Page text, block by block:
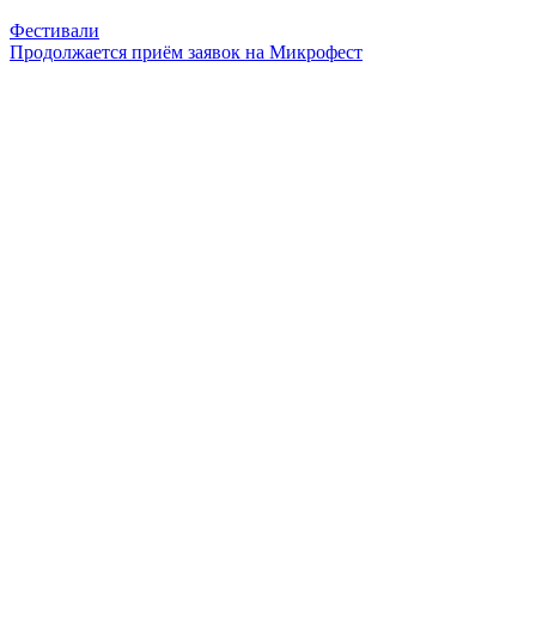
Фестивали
Продолжается приём заявок на Микрофест